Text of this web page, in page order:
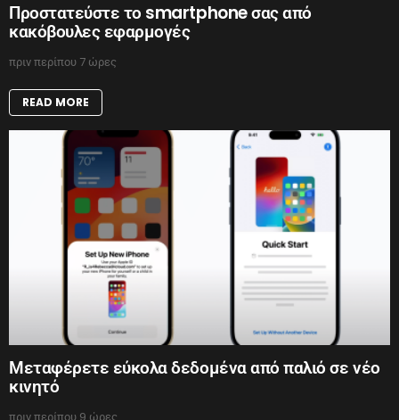
Προστατεύστε το smartphone σας από
κακόβουλες εφαρμογές
πριν περίπου 7 ώρες
READ MORE
Μεταφέρετε εύκολα δεδομένα από παλιό σε νέο
κινητό
πριν περίπου 9 ώρες